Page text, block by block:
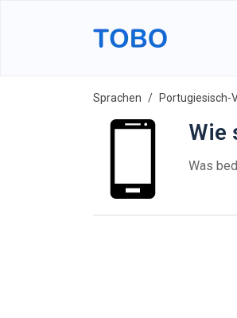
Sprachen Portugiesisch-
Wie
Was